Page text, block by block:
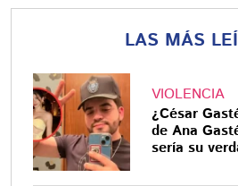
LAS MÁS
VIOLENCIA
¿César
de Ana
sería su